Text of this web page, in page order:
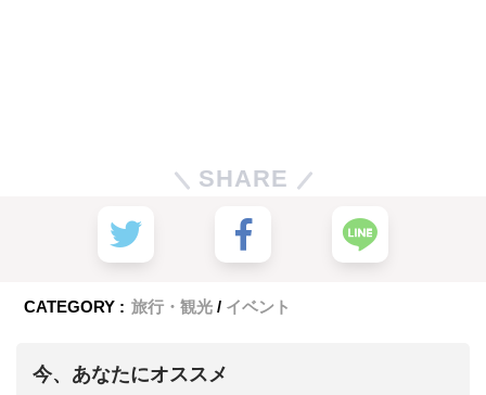
SHARE
CATEGORY : 旅行・観光 イベント
今、あなたにオススメ